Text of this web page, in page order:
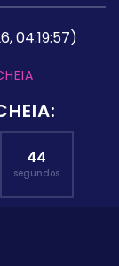
04:19:57)
44
segundos